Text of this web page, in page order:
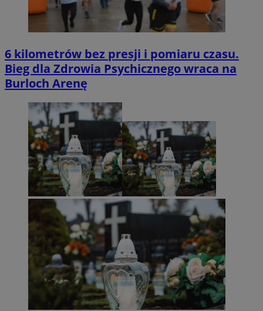
6 kilometrów bez presji i pomiaru czasu.
Bieg dla Zdrowia Psychicznego wraca na
Burloch Arenę